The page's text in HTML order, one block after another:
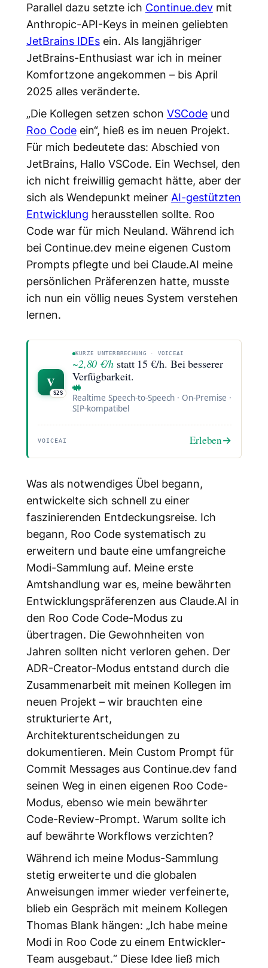
Parallel dazu setzte ich Continue.devmit
Anthropic-API-Keys in meinen geliebten
JetBrains IDEsein. Als langjähriger
JetBrains-Enthusiast war ich in meiner
Komfortzone angekommen – bis April
2025 alles veränderte.
„Die Kollegen setzen schon VSCodeund
Roo Codeein“, hieß es im neuen Projekt.
Für mich bedeutete das: Abschied von
JetBrains, Hallo VSCode. Ein Wechsel, den
ich nicht freiwillig gemacht hätte, aber der
sich als Wendepunkt meiner AI-gestützten
Entwicklung herausstellen sollte. Roo
Code war für mich Neuland. Während ich
bei Continue.dev meine eigenen Custom
Prompts pflegte und bei Claude.AI meine
persönlichen Präferenzen hatte, musste
ich nun ein völlig neues System verstehen
lernen.
V
S2S
KURZE UNTERBRECHUNG · VOICEAI
~2,80 €/h statt 15 €/h. Bei besserer
Verfügbarkeit.
Realtime Speech-to-Speech · On-Premise ·
SIP-kompatibel
VOICEAI Erleben→
Was als notwendiges Übel begann,
entwickelte sich schnell zu einer
faszinierenden Entdeckungsreise. Ich
begann, Roo Code systematisch zu
erweitern und baute eine umfangreiche
Modi-Sammlung auf. Meine erste
Amtshandlung war es, meine bewährten
Entwicklungspräferenzen aus Claude.AI in
den Roo Code Code-Modus zu
übertragen. Die Gewohnheiten von
Jahren sollten nicht verloren gehen. Der
ADR-Creator-Modus entstand durch die
Zusammenarbeit mit meinen Kollegen im
neuen Projekt – wir brauchten eine
strukturierte Art,
Architekturentscheidungen zu
dokumentieren. Mein Custom Prompt für
Commit Messages aus Continue.dev fand
seinen Weg in einen eigenen Roo Code-
Modus, ebenso wie mein bewährter
Code-Review-Prompt. Warum sollte ich
auf bewährte Workflows verzichten?
Während ich meine Modus-Sammlung
stetig erweiterte und die globalen
Anweisungen immer wieder verfeinerte,
blieb ein Gespräch mit meinem Kollegen
Thomas Blank hängen: „Ich habe meine
Modi in Roo Code zu einem Entwickler-
Team ausgebaut.“ Diese Idee ließ mich